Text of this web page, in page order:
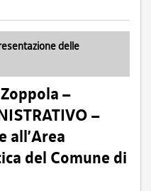
delle
–
–
all’Area
del Comune di